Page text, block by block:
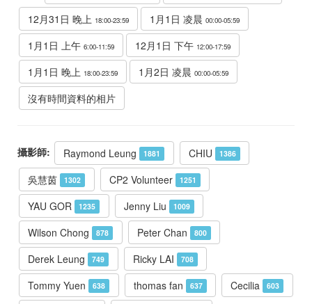
12月31日 晚上 18:00-23:59 1月1日 凌晨 00:00-05:59
1月1日 上午 6:00-11:59 12月1日 下午 12:00-17:59
1月1日 晚上 18:00-23:59 1月2日 凌晨 00:00-05:59
沒有時間資料的相片
攝影師: Raymond Leung 1881 CHIU 1386
吳慧茵 1302 CP2 Volunteer 1251
YAU GOR 1235 Jenny Liu 1009
Wilson Chong 878 Peter Chan 800
Derek Leung 749 Ricky LAI 708
Tommy Yuen 638 thomas fan 637 Cecilia 603